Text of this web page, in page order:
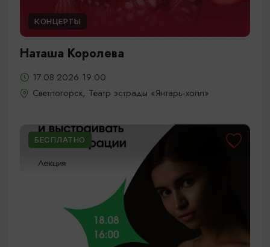
КОНЦЕРТЫ
Наташа Королева
17.08.2026 19:00
Светлогорск, Театр эстрады «Янтарь-холл»
БЕСПЛАТНО